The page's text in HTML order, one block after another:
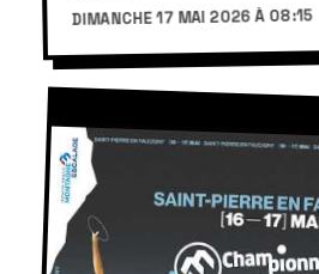
DIMANCHE 17 MAI 2026 À 08:15